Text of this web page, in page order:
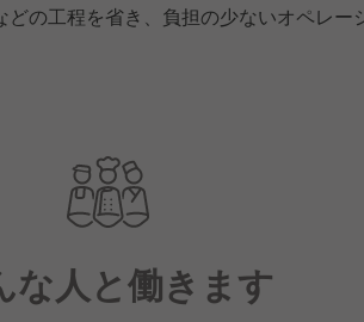
の工程を省き、負担の少ないオペレー
な人と働きます